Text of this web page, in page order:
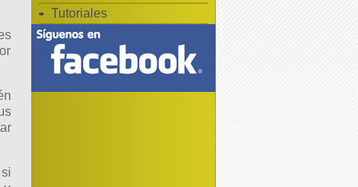
Tutoriales